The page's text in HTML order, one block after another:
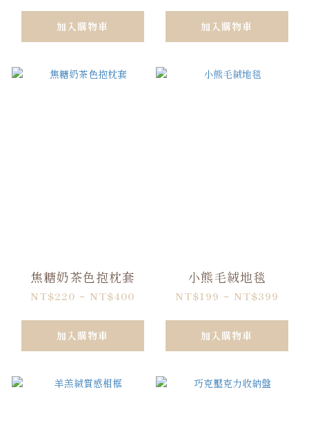
加入購物車 加入購物車
焦糖奶茶色抱枕套
NT$220 ~ NT$400
加入購物車
小熊毛絨地毯
NT$199 ~ NT$399
加入購物車